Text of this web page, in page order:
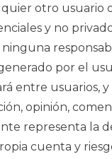
otro usuario
y no
por el
entre usuarios,
opinión,
representa la
cuenta y